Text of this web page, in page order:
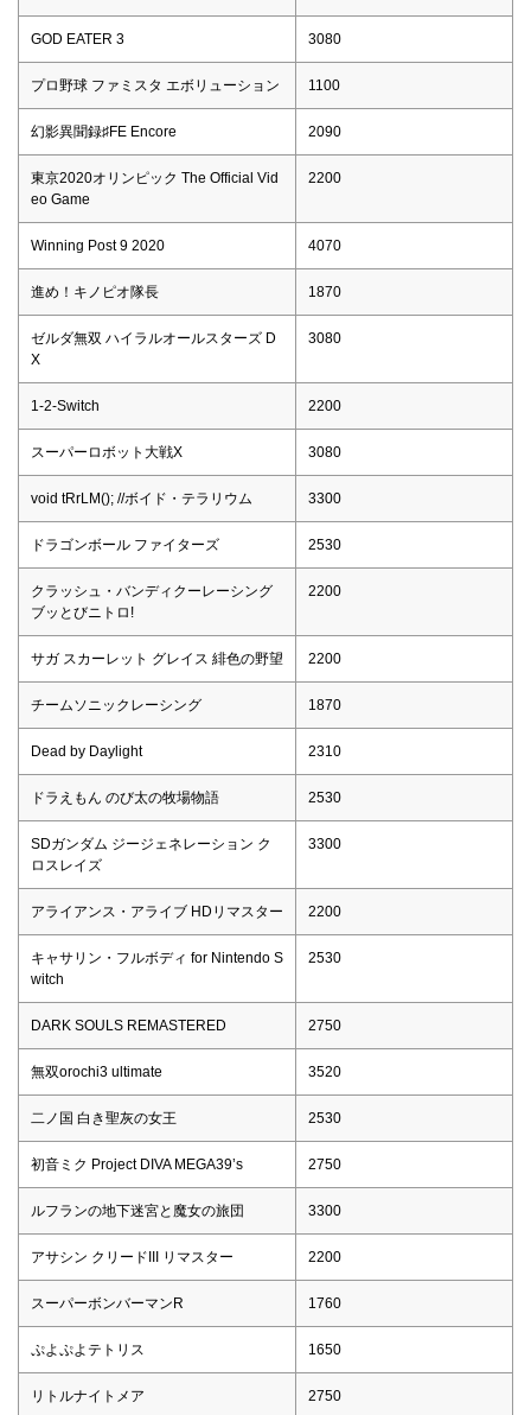
GOD EATER 3 3080
プロ野球 ファミスタ エボリューション 1100
幻影異聞録♯FE Encore 2090
東京2020オリンピック The Official Vid
eo Game
2200
Winning Post 9 2020 4070
進め！キノピオ隊長 1870
ゼルダ無双 ハイラルオールスターズ D
X
3080
1-2-Switch 2200
スーパーロボット大戦X 3080
void tRrLM(); //ボイド・テラリウム 3300
ドラゴンボール ファイターズ 2530
クラッシュ・バンディクーレーシング
ブッとびニトロ!
2200
サガ スカーレット グレイス 緋色の野望 2200
チームソニックレーシング 1870
Dead by Daylight 2310
ドラえもん のび太の牧場物語 2530
SDガンダム ジージェネレーション ク
ロスレイズ
3300
アライアンス・アライブ HDリマスター 2200
キャサリン・フルボディ for Nintendo S
witch
2530
DARK SOULS REMASTERED 2750
無双orochi3 ultimate 3520
二ノ国 白き聖灰の女王 2530
初音ミク Project DIVA MEGA39’s 2750
ルフランの地下迷宮と魔女の旅団 3300
アサシン クリードIII リマスター 2200
スーパーボンバーマンR 1760
ぷよぷよテトリス 1650
リトルナイトメア 2750